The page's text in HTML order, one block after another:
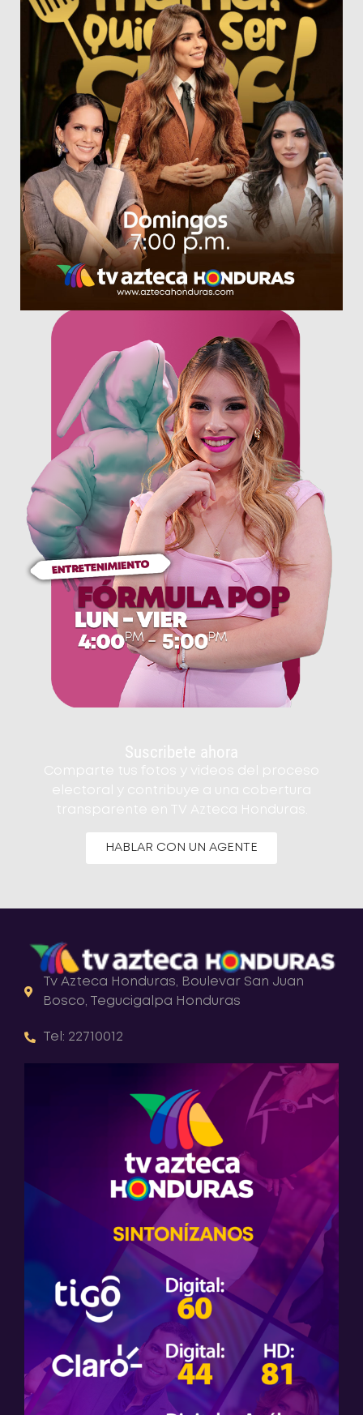
Suscribete ahora
Comparte tus fotos y videos del proceso
electoral y contribuye a una cobertura
transparente en TV Azteca Honduras.
HABLAR CON UN AGENTE
Tv Azteca Honduras, Boulevar San Juan
Bosco, Tegucigalpa Honduras
Tel: 22710012